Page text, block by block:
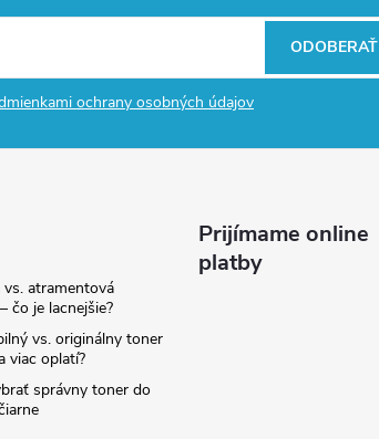
ochrany osobných údajov
ODOBERAŤ
vs. atramentová
čo je lacnejšie?
vs. originálny toner
viac oplatí?
správny toner do
Prijímame online
platby